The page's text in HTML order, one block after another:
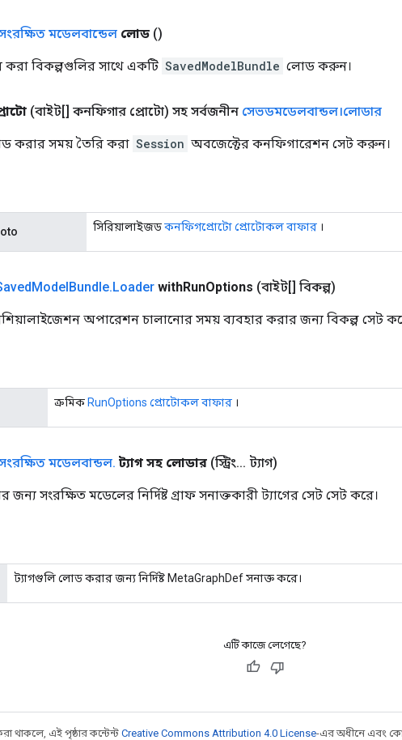
মডেলবান্ডেল লোড ()
বিকল্পগুলির সাথে একটি SavedModelBundle লোড করুন।
(বাইট[] কনফিগার প্রোটো) সহ সর্বজনীন সেভডমডেলবান্ডল।লোডার
করার সময় তৈরি করা Session অবজেক্টের কনফিগারেশন সেট করুন।
সিরিয়ালাইজডকনফিগপ্রোটো প্রোটোকল বাফার ।
ModelBundle.Loader withRunOptions (বাইট[] বিকল্প)
অপারেশন চালানোর সময় ব্যবহার করার জন্য বিকল্প সেট
ক্রমিক RunOptions প্রোটোকল বাফার ।
মডেলবান্ডল. ট্যাগ সহ লোডার (স্ট্রিং... ট্যাগ)
সংরক্ষিত মডেলের নির্দিষ্ট গ্রাফ সনাক্তকারী ট্যাগের সেট সেট করে।
ট্যাগগুলি লোড করার জন্য নির্দিষ্ট MetaGraphDef সনাক্ত করে।
এটি কাজে লেগেছে?
থাকলে, এই পৃষ্ঠার কন্টেন্ট Creative Commons Attribution 4.0 License-এর অধীনে এবং